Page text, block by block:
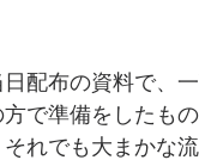
配布の資料で、
で準備をしたも
れでも大まかな